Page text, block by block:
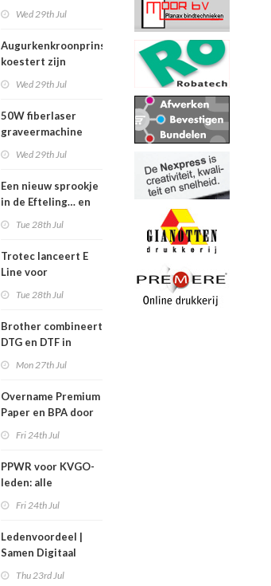
Wed 29th Jul
Augurkenkroonprins
koestert zijn
Wed 29th Jul
50W fiberlaser
graveermachine
Wed 29th Jul
Een nieuw sprookje
in de Efteling… en
Tue 28th Jul
Trotec lanceert E
Line voor
sign en display
Tue 28th Jul
Brother combineert
DTG en DTF in
Mon 27th Jul
Overname Premium
Paper en BPA door
Fri 24th Jul
PPWR voor KVGO-
leden: alle
webinar
overzichtelijk op
Fri 24th Jul
Ledenvoordeel |
Samen Digitaal
Thu 23rd Jul